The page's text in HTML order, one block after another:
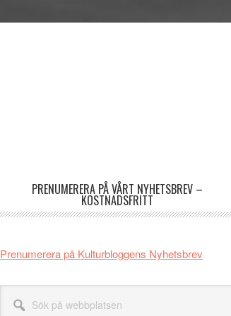
PRENUMERERA PÅ VÅRT NYHETSBREV –
KOSTNADSFRITT
Prenumerera på Kulturbloggens Nyhetsbrev